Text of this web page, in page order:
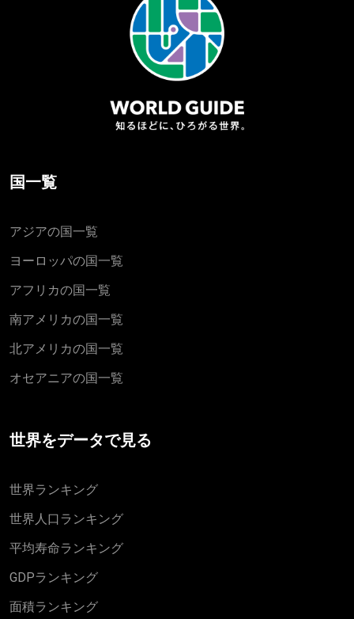
国一覧
アジアの国一覧
ヨーロッパの国一覧
アフリカの国一覧
南アメリカの国一覧
北アメリカの国一覧
オセアニアの国一覧
世界をデータで見る
世界ランキング
世界人口ランキング
平均寿命ランキング
GDPランキング
面積ランキング